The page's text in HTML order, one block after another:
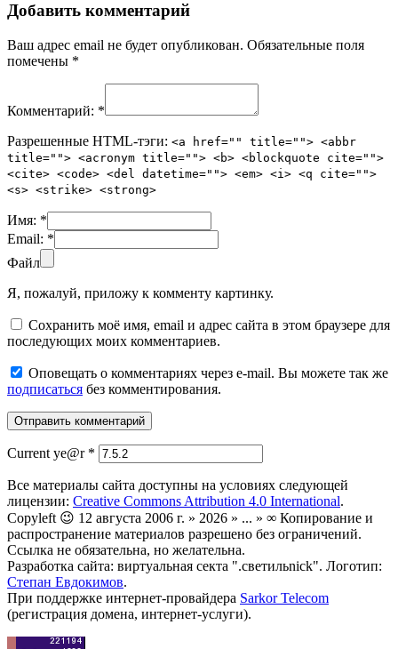
Добавить комментарий
Ваш адрес email не будет опубликован. Обязательные поля
помечены *
Комментарий: *
Разрешенные HTML-тэги: <a href="" title=""> <abbr
title=""> <acronym title=""> <b> <blockquote cite="">
<cite> <code> <del datetime=""> <em> <i> <q cite="">
<s> <strike> <strong>
Имя: *
Email: *
Файл
Я, пожалуй, приложу к комменту картинку.
Сохранить моё имя, email и адрес сайта в этом браузере для
последующих моих комментариев.
Оповещать о комментариях через e-mail. Вы можете так же
подписаться без комментирования.
Current ye@r *
Все материалы сайта доступны на условиях следующей
лицензии: Creative Commons Attribution 4.0 International.
Copyleft 😉 12 августа 2006 г. » 2026 » ... » ∞ Копирование и
распространение материалов разрешено без ограничений.
Ссылка не обязательна, но желательна.
Разработка сайта: виртуальная секта ".светильnick". Логотип:
Степан Евдокимов.
При поддержке интернет-провайдера Sarkor Telecom
(регистрация домена, интернет-услуги).